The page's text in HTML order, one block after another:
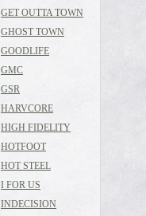
GET OUTTA TOWN
GHOST TOWN
GOODLIFE
GMC
GSR
HARVCORE
HIGH FIDELITY
HOTFOOT
HOT STEEL
I FOR US
INDECISION